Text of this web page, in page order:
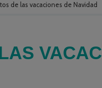
de las vacaciones de Navidad